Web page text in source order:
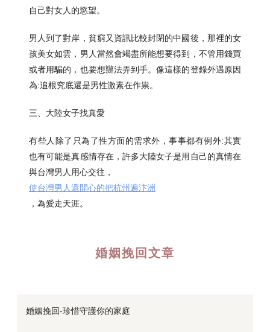
自己對女人的慾望。
男人到了對岸，貧窮又資訊比較封閉的中國後，那裡的女
孩美女如雲，男人當然會竭盡所能想要得到，不管用錢買
或者用騙的，也要想辦法弄到手。像這樣的登錄外遇原因
為:追根究底還是男性激素在作祟。
三、大陸女子找真愛
有些人除了只為了性方面的需求外，事事都有例外:其實
也有可能是真感情存在，許多大陸女子是用自己的真情在
與台灣男人用心交往，
使台灣男人還開心的把杭州遍汴洲
，為愛走天涯。
婚姻挽回文章
婚姻挽回-珍惜守護你的家庭